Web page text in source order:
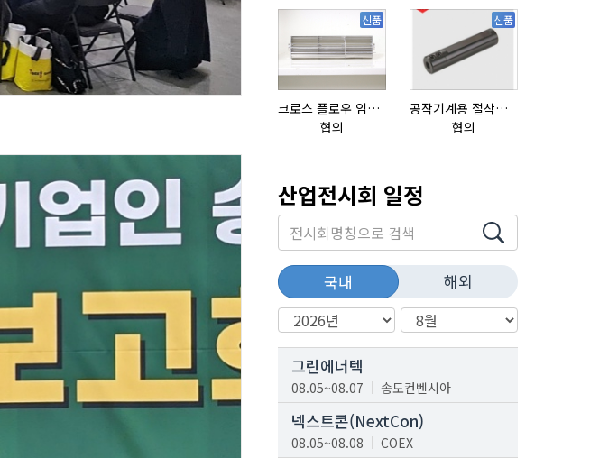
신품
크로스 플로우 임펠라
협의
신품
공작기계용 절삭공구, 슬리브(SLEEVE)
협의
산업전시회 일정
국내 해외
그린에너텍
08.05~08.07 송도컨벤시아
넥스트콘(NextCon)
08.05~08.08 COEX